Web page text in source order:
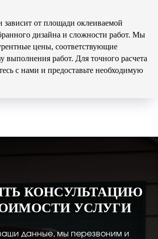
зависит от площади оклеиваемой
дизайна и сложности работ. Мы
цены, соответствующие
выполнения работ. Для точного расчета
с нами и предоставьте необходимую
КОНСУЛЬТАЦИЮ
УСЛУГИ
данные, мы перезвоним и